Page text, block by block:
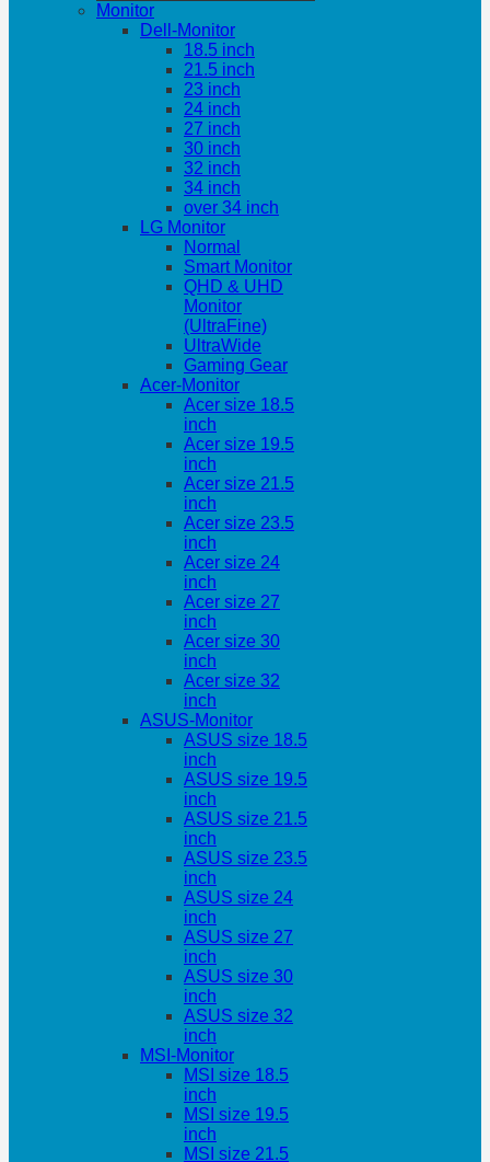
Monitor
Dell-Monitor
18.5 inch
21.5 inch
23 inch
24 inch
27 inch
30 inch
32 inch
34 inch
over 34 inch
LG Monitor
Normal
Smart Monitor
QHD & UHD
Monitor
(UltraFine)
UltraWide
Gaming Gear
Acer-Monitor
Acer size 18.5
inch
Acer size 19.5
inch
Acer size 21.5
inch
Acer size 23.5
inch
Acer size 24
inch
Acer size 27
inch
Acer size 30
inch
Acer size 32
inch
ASUS-Monitor
ASUS size 18.5
inch
ASUS size 19.5
inch
ASUS size 21.5
inch
ASUS size 23.5
inch
ASUS size 24
inch
ASUS size 27
inch
ASUS size 30
inch
ASUS size 32
inch
MSI-Monitor
MSI size 18.5
inch
MSI size 19.5
inch
MSI size 21.5